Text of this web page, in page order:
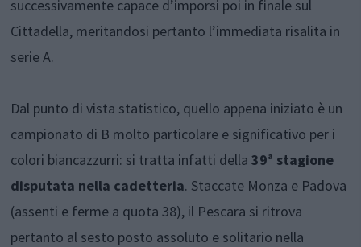
successivamente capace d’imporsi poi in finale sul
Cittadella, meritandosi pertanto l’immediata risalita in
serie A.
Dal punto di vista statistico, quello appena iniziato è un
campionato di B molto particolare e significativo per i
colori biancazzurri: si tratta infatti della39ª stagione
disputata nella cadetteria. Staccate Monza e Padova
(assenti e ferme a quota 38), il Pescara si ritrova
pertanto al sesto posto assoluto e solitario nella